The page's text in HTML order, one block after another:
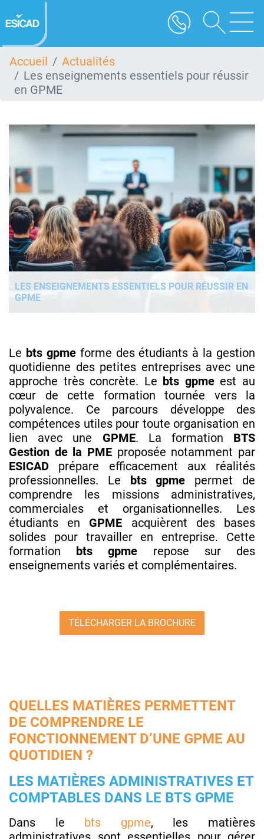
au
contenu
Accueil
Actualités
Les enseignements essentiels pour réussir
en GPME
LES ENSEIGNEMENTS ESSENTIELS POUR RÉUSSIR EN
GPME
Le bts gpmeforme des étudiants à la gestion
quotidienne des petites entreprises avec une
approche très concrète. Le bts gpmeest au
cœur de cette formation tournée vers la
polyvalence. Ce parcours développe des
compétences utiles pour toute organisation en
lien avec une GPME. La formation BTS
Gestion de la PME proposée notamment par
ESICAD prépare efficacement aux réalités
professionnelles. Le bts gpme permet de
comprendre les missions administratives,
commerciales et organisationnelles. Les
étudiants en GPME acquièrent des bases
solides pour travailler en entreprise. Cette
formation bts gpme repose sur des
enseignements variés et complémentaires.
TÉLÉCHARGER LA BROCHURE
QUELLES MATIÈRES PERMETTENT
DE COMPRENDRE LE
FONCTIONNEMENT D’UNE GPME AU
QUOTIDIEN ?
LES MATIÈRES ADMINISTRATIVES ET
COMPTABLES DANS LE BTS GPME
Dans le bts gpme, les matières